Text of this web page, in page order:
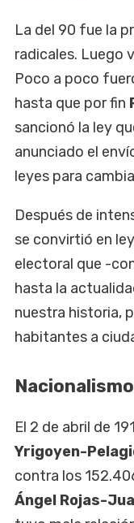
La del 90 fue la
radicales. Luego
Poco a poco
hasta que por fin
sancionó la ley
anunciado el
leyes para
Después de
se convirtió en
electoral que -
hasta la
nuestra historia,
habitantes a
El 2 de abril de
Yrigoyen-
contra los
Ángel Rojas-